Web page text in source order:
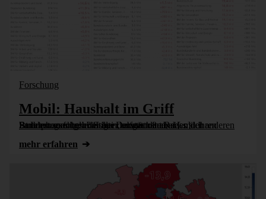
Forschung
Mobil: Haushalt im Griff
Ist Ihnen auch schon sauer aufgestoßen, dass sich Bundestagsmitglieder bei Debatten intensiv mit ihren Smartphones beschäftigen, anstatt den Reden der anderen Parteien zu folgen? Sollte demnächst aber [...]
mehr erfahren